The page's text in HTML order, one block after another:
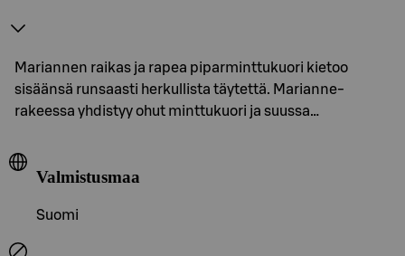
Mariannen raikas ja rapea piparminttukuori kietoo
sisäänsä runsaasti herkullista täytettä. Marianne-
rakeessa yhdistyy ohut minttukuori ja suussa…
Valmistusmaa
Suomi